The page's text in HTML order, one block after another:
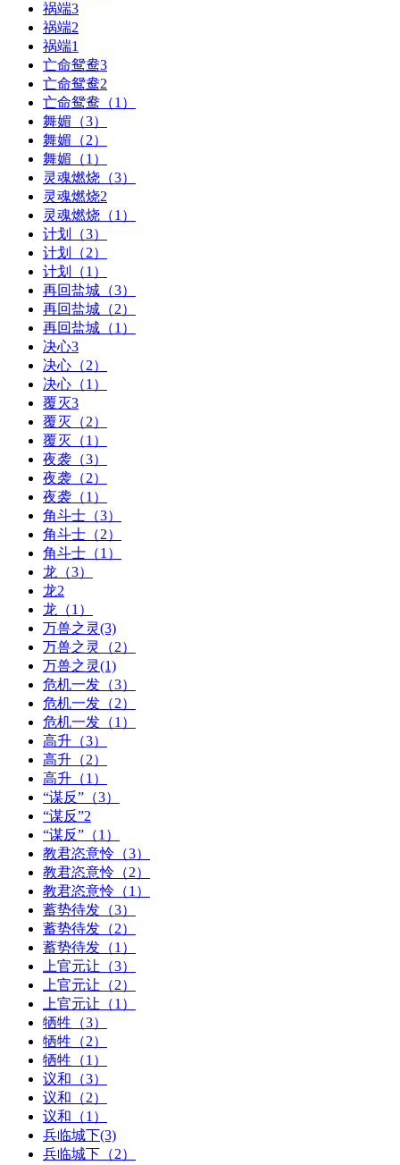
祸端3
祸端2
祸端1
亡命鸳鸯3
亡命鸳鸯2
亡命鸳鸯（1）
舞媚（3）
舞媚（2）
舞媚（1）
灵魂燃烧（3）
灵魂燃烧2
灵魂燃烧（1）
计划（3）
计划（2）
计划（1）
再回盐城（3）
再回盐城（2）
再回盐城（1）
决心3
决心（2）
决心（1）
覆灭3
覆灭（2）
覆灭（1）
夜袭（3）
夜袭（2）
夜袭（1）
角斗士（3）
角斗士（2）
角斗士（1）
龙（3）
龙2
龙（1）
万兽之灵(3)
万兽之灵（2）
万兽之灵(1)
危机一发（3）
危机一发（2）
危机一发（1）
高升（3）
高升（2）
高升（1）
“谋反”（3）
“谋反”2
“谋反”（1）
教君恣意怜（3）
教君恣意怜（2）
教君恣意怜（1）
蓄势待发（3）
蓄势待发（2）
蓄势待发（1）
上官元让（3）
上官元让（2）
上官元让（1）
牺牲（3）
牺牲（2）
牺牲（1）
议和（3）
议和（2）
议和（1）
兵临城下(3)
兵临城下（2）